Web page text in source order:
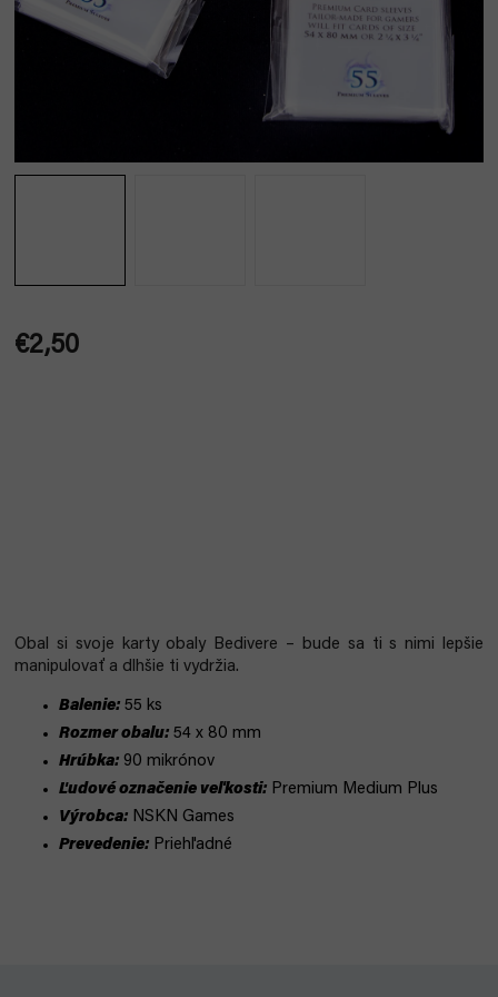
€2,50
Obal si svoje karty obaly Bedivere – bude sa ti s nimi lepšie
manipulovať a dlhšie ti vydržia.
Balenie: 55 ks
Rozmer obalu: 54 x 80 mm
Hrúbka: 90 mikrónov
Ľudové označenie veľkosti: Premium Medium Plus
Výrobca: NSKN Games
Prevedenie: Priehľadné